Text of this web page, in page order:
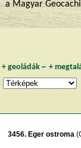
a Magyar
+ geoládák~ +
3456. Eger ostroma